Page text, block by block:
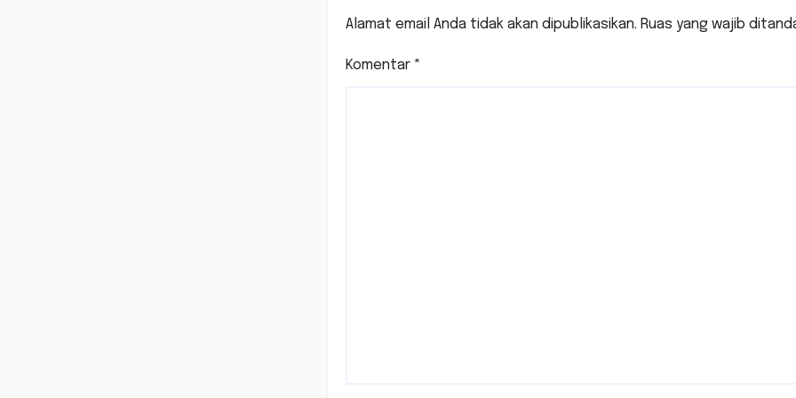
Tipikor Mataram
Alamat email Anda tidak akan dipublikasikan. Ruas yang wajib
Komentar *